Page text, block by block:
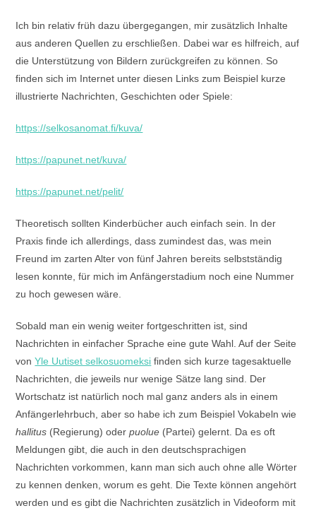
Ich bin relativ früh dazu übergegangen, mir zusätzlich Inhalte
aus anderen Quellen zu erschließen. Dabei war es hilfreich, auf
die Unterstützung von Bildern zurückgreifen zu können. So
finden sich im Internet unter diesen Links zum Beispiel kurze
illustrierte Nachrichten, Geschichten oder Spiele:
https://selkosanomat.fi/kuva/
https://papunet.net/kuva/
https://papunet.net/pelit/
Theoretisch sollten Kinderbücher auch einfach sein. In der
Praxis finde ich allerdings, dass zumindest das, was mein
Freund im zarten Alter von fünf Jahren bereits selbstständig
lesen konnte, für mich im Anfängerstadium noch eine Nummer
zu hoch gewesen wäre.
Sobald man ein wenig weiter fortgeschritten ist, sind
Nachrichten in einfacher Sprache eine gute Wahl. Auf der Seite
vonYle Uutiset selkosuomeksi finden sich kurze tagesaktuelle
Nachrichten, die jeweils nur wenige Sätze lang sind. Der
Wortschatz ist natürlich noch mal ganz anders als in einem
Anfängerlehrbuch, aber so habe ich zum Beispiel Vokabeln wie
hallitus (Regierung) oderpuolue (Partei) gelernt. Da es oft
Meldungen gibt, die auch in den deutschsprachigen
Nachrichten vorkommen, kann man sich auch ohne alle Wörter
zu kennen denken, worum es geht. Die Texte können angehört
werden und es gibt die Nachrichten zusätzlich in Videoform mit